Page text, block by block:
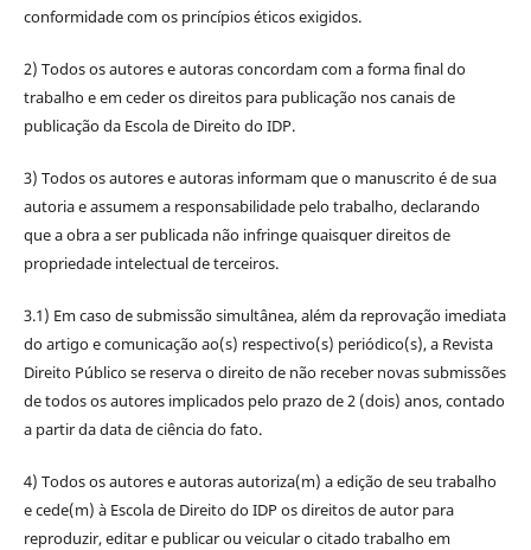
conformidade com os princípios éticos exigidos.
2) Todos os autores e autoras concordam com a forma final do
trabalho e em ceder os direitos para publicação nos canais de
publicação da Escola de Direito do IDP.
3) Todos os autores e autoras informam que o manuscrito é de sua
autoria e assumem a responsabilidade pelo trabalho, declarando
que a obra a ser publicada não infringe quaisquer direitos de
propriedade intelectual de terceiros.
3.1) Em caso de submissão simultânea, além da reprovação imediata
do artigo e comunicação ao(s) respectivo(s) periódico(s), a Revista
Direito Público se reserva o direito de não receber novas submissões
de todos os autores implicados pelo prazo de 2 (dois) anos, contado
a partir da data de ciência do fato.
4) Todos os autores e autoras autoriza(m) a edição de seu trabalho
e cede(m) à Escola de Direito do IDP os direitos de autor para
reproduzir, editar e publicar ou veicular o citado trabalho em